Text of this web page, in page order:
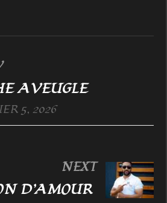
AVEUGLE
5, 2026
NEXT
D’AMOUR